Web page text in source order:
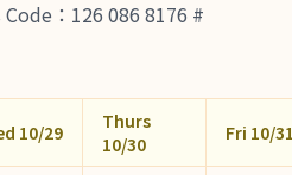
：126 086 8176 #
10/29
Thurs
10/30
Fri 10/